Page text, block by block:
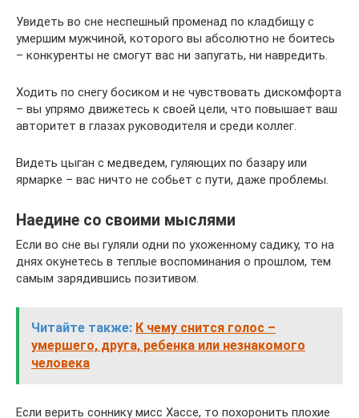
Увидеть во сне неспешный променад по кладбищу с
умершим мужчиной, которого вы абсолютно не боитесь
– конкуренты не смогут вас ни запугать, ни навредить.
Ходить по снегу босиком и не чувствовать дискомфорта
– вы упрямо движетесь к своей цели, что повышает ваш
авторитет в глазах руководителя и среди коллег.
Видеть цыган с медведем, гуляющих по базару или
ярмарке – вас ничто не собьет с пути, даже проблемы.
Наедине со своими мыслями
Если во сне вы гуляли одни по ухоженному садику, то на
днях окунетесь в теплые воспоминания о прошлом, тем
самым зарядившись позитивом.
Читайте также: К чему снится голос –
умершего, друга, ребенка или незнакомого
человека
Если верить соннику мисс Хассе, то похоронить плохие